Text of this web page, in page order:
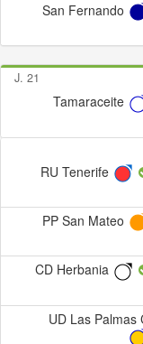
San Fernando
J. 21
Tamaraceite
RU Tenerife
PP San Mateo
CD Herbania
UD Las Palmas